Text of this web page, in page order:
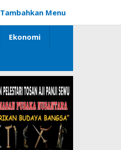
Tambahkan Menu
Ekonomi